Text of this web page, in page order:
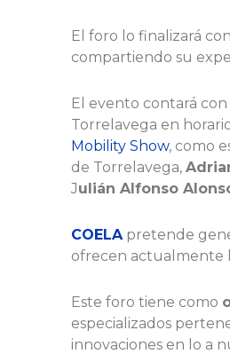
El foro lo finalizará con
compartiendo su
El evento contará con
Torrelavega en
Mobility Show, como
de Torrelavega,
Julián Alfonso
COELApretende
ofrecen actualmente
Este foro tiene como
especializados
innovaciones en lo a